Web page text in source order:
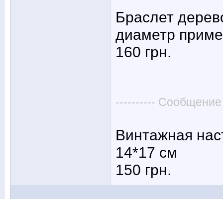
Браслет
диаметр
160 грн.
---------- Сообщение
Винтажная
14*17 см
150 грн.